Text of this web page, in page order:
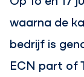
waarna de
bedrijf is
ECN part of